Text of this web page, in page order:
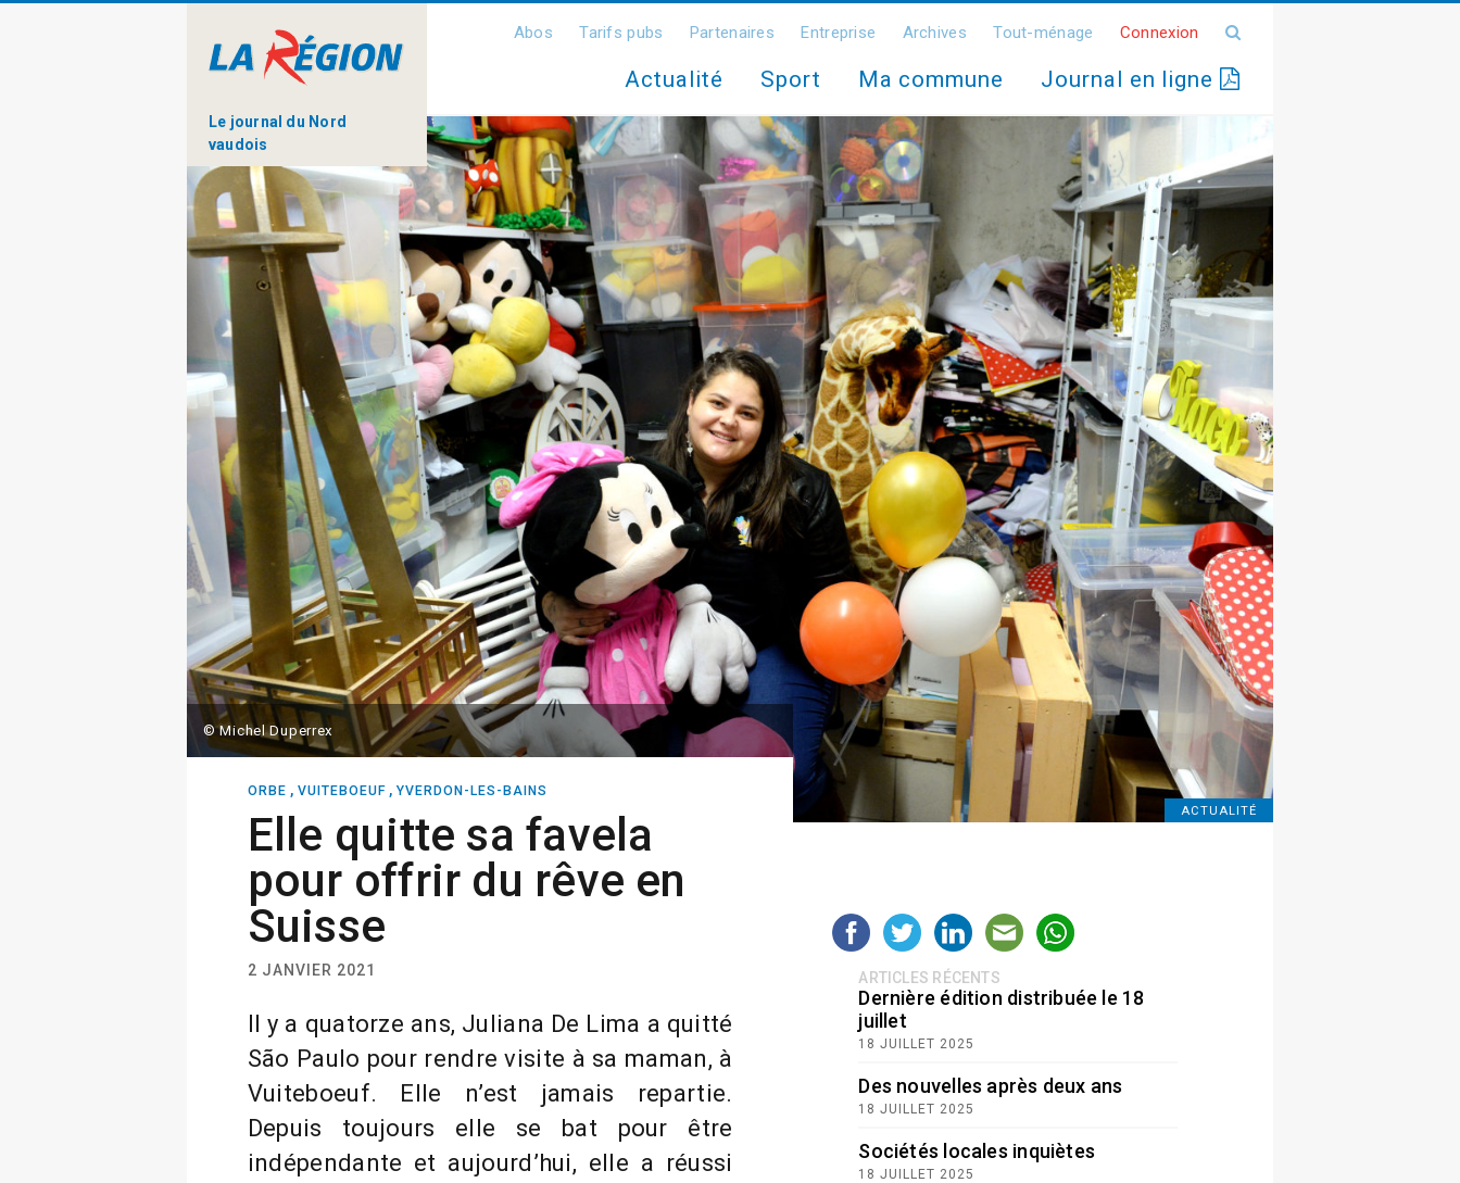
Le journal du Nord
vaudois
Abos Tarifs pubs Partenaires Entreprise Archives Tout-ménage Connexion
Actualité Sport Ma commune Journal en ligne
ACTUALITÉ
© Michel Duperrex
ORBE , VUITEBOEUF , YVERDON-LES-BAINS
Elle quitte sa favela
pour offrir du rêve en
Suisse
2 JANVIER 2021
Il y a quatorze ans, Juliana De Lima a quitté
São Paulo pour rendre visite à sa maman, à
Vuiteboeuf. Elle n’est jamais repartie.
Depuis toujours elle se bat pour être
indépendante et aujourd’hui, elle a réussi
ARTICLES RÉCENTS
Dernière édition distribuée le 18
juillet
18 JUILLET 2025
Des nouvelles après deux ans
18 JUILLET 2025
Sociétés locales inquiètes
18 JUILLET 2025